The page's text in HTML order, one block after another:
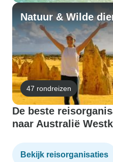
Natuur & Wilde
47 rondreizen
De beste
naar Australië
Bekijk reisorganisaties